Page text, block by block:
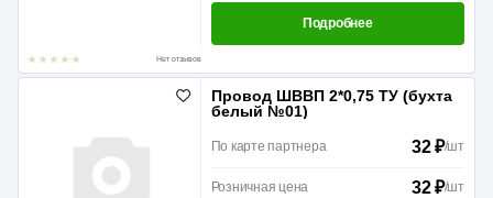
Нет отзывов
Подробнее
Провод ШВВП 2*0,75 ТУ (бухта
белый №01)
По карте партнера 32 ₽/шт
Розничная цена 32 ₽/шт